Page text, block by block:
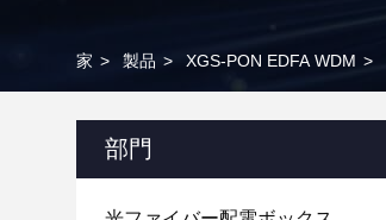
家 > 製品 > XGS-PON EDFA WDM >
部門